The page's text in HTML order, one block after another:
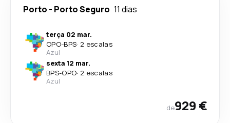
Porto - Porto Seguro 11 dias
terça 02 mar.
OPO-BPS· 2 escalas
Azul
sexta 12 mar.
BPS-OPO· 2 escalas
Azul
de929 €